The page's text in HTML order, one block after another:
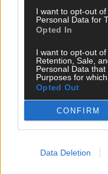
I want to opt-out
Personal Data for
Opted In
I want to opt-out of
Retention, Sale,
Personal Data
Purposes for
Opted Out
CONFIRM
Data Deletion
Bulgarien hat
hinterlässt